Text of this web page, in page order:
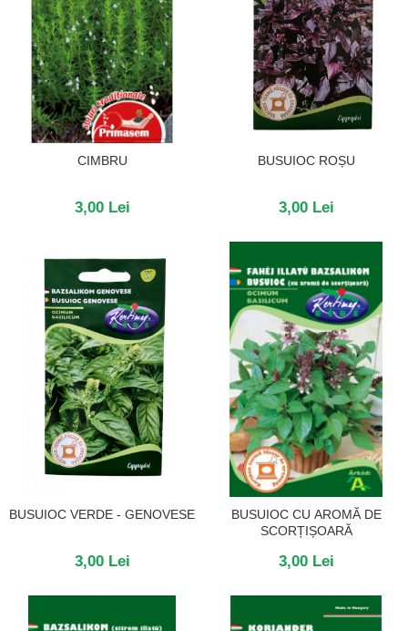
CIMBRU
3,00 Lei
BUSUIOC ROȘU
3,00 Lei
BUSUIOC VERDE - GENOVESE
3,00 Lei
BUSUIOC CU AROMĂ DE
SCORȚIȘOARĂ
3,00 Lei